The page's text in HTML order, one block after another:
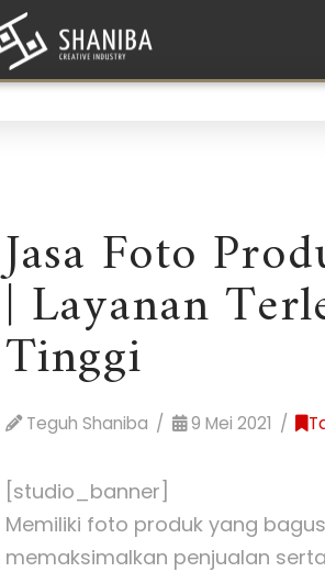
Jasa Foto
| Layanan
Tinggi
Teguh Shaniba 9 Mei 2021
[studio_banner]
Memiliki foto produk yang
memaksimalkan penjualan